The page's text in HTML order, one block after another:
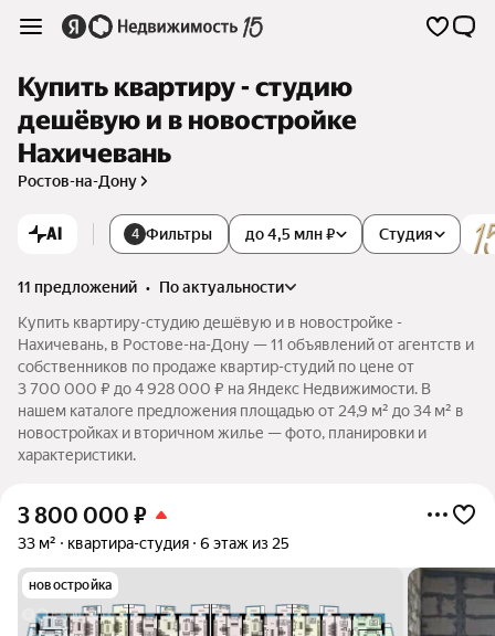
Купить квартиру - студию
дешёвую и в новостройке
Нахичевань
Ростов-на-Дону
AI 4 Фильтры до 4,5 млн ₽ Студия
11 предложений •
по актуальности
Купить квартиру-студию дешёвую и в новостройке -
Нахичевань, в Ростове-на-Дону — 11 объявлений от агентств и
собственников по продаже квартир-студий по цене от
3 700 000 ₽ до 4 928 000 ₽ на Яндекс Недвижимости. В
нашем каталоге предложения площадью от 24,9 м² до 34 м² в
новостройках и вторичном жилье — фото, планировки и
характеристики.
3 800 000 ₽
33 м² квартира-студия 6 этаж из 25
новостройка